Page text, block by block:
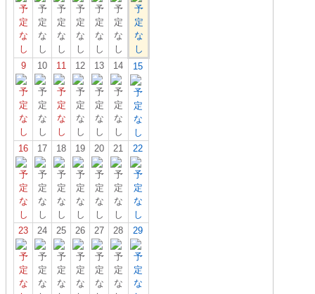
9 10 11 12 13 14 15
16 17 18 19 20 21 22
23 24 25 26 27 28 29